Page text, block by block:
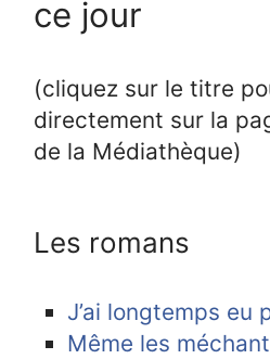
ce jour
(cliquez sur le titre
directement sur la
de la Médiathèque)
Les romans
J’ai longtemps eu
Même les